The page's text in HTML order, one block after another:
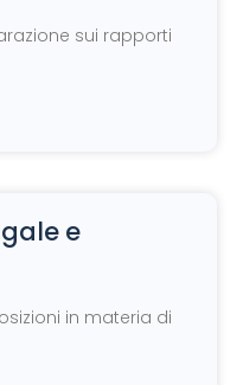
sui rapporti
e
in materia di